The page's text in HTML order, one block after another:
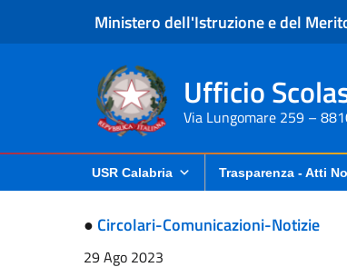
Ministero dell'Istruzione e del
Ufficio
Via Lungomare 259 –
USR Calabria Trasparenza - Atti
● Circolari-Comunicazioni-Notizie
29 Ago 2023